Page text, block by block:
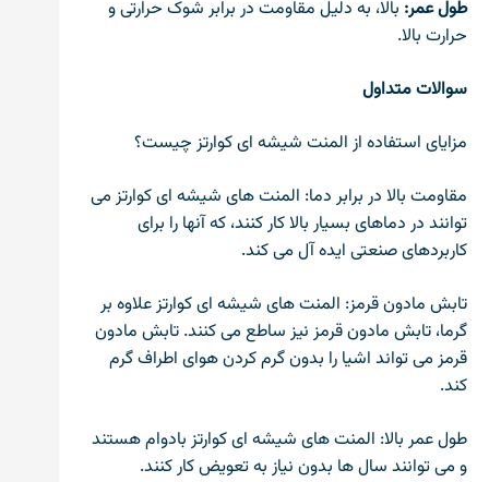
طول عمر: بالا، به دلیل مقاومت در برابر شوک حرارتی و
حرارت بالا.
سوالات متداول
مزایای استفاده از المنت شیشه ای کوارتز چیست؟
مقاومت بالا در برابر دما: المنت های شیشه ای کوارتز می
توانند در دماهای بسیار بالا کار کنند، که آنها را برای
کاربردهای صنعتی ایده آل می کند.
تابش مادون قرمز: المنت های شیشه ای کوارتز علاوه بر
گرما، تابش مادون قرمز نیز ساطع می کنند. تابش مادون
قرمز می تواند اشیا را بدون گرم کردن هوای اطراف گرم
کند.
طول عمر بالا: المنت های شیشه ای کوارتز بادوام هستند
و می توانند سال ها بدون نیاز به تعویض کار کنند.